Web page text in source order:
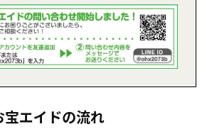
宝エイドの流れ